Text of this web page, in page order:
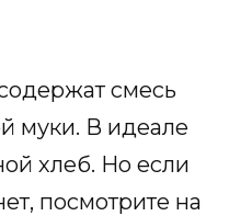
смесь
муки. В идеале
хлеб. Но если
посмотрите на